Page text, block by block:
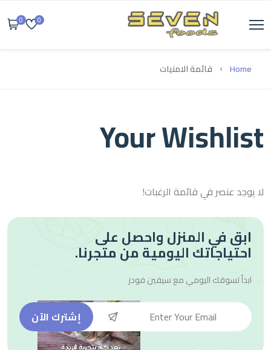
0
0
Home قائمة الامنيات
Your Wishlist
لا يوجد عنصر في قائمة الرغبات!
ابق في المنزل واحصل على
احتياجاتك اليومية من متجرنا.
ابدأ تسوقك اليومي معسيفين فودز
إشترك الآن